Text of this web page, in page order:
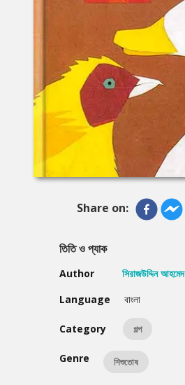
Share on:
তিতি ও প্যাক
Author
সিরাজউদ্দিন আহমেদ
Language
বাংলা
Category গল্প
Genre শিশুতোষ